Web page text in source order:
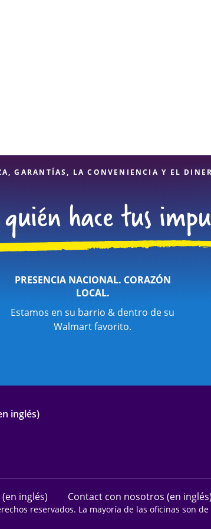
GARANTÍAS, LA CONVENIENCIA Y EL
PRESENCIA NACIONAL. CORAZÓN
LOCAL.
Estamos en su barrio & dentro de su
Walmart favorito.
inglés)
inglés) Contact con nosotros (en inglés)
reservados. La mayoría de las oficinas son